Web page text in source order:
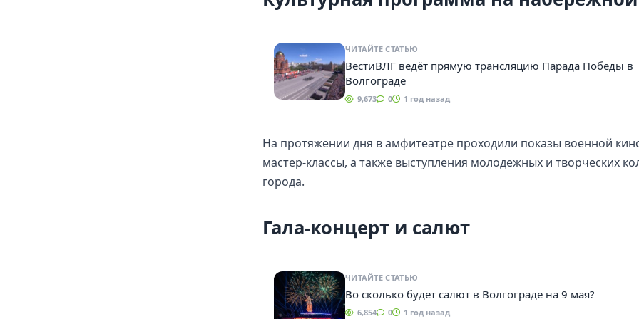
ЧИТАЙТЕ СТАТЬЮ
ВестиВЛГ ведёт прямую трансляцию Парада Победы в
Волгограде
9,673 0 1 год назад
На протяжении дня в амфитеатре проходили показы военной
мастер-классы, а также выступления молодежных и творческих
города.
Гала-концерт и салют
ЧИТАЙТЕ СТАТЬЮ
Во сколько будет салют в Волгограде на 9 мая?
6,854 0 1 год назад